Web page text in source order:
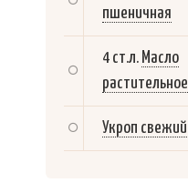
пшеничная
4 ст.л. Масло
растительное
Укроп свежий